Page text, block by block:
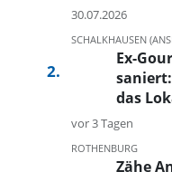
30.07.2026
SCHALKHAUSEN
Ex-
das
vor 3 Tagen
ROTHENBURG
Zähe